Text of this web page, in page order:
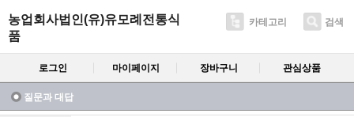
농업회사법인(유)유모례전통식
품
카테고리 검색
로그인 마이페이지 장바구니 관심상품
질문과 대답